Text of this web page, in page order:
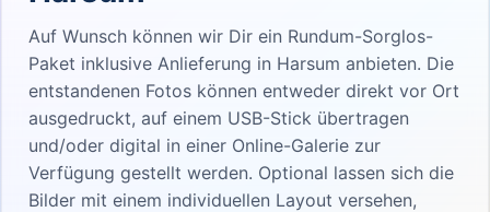
Auf Wunsch können wir Dir ein Rundum-Sorglos-
Paket inklusive Anlieferung in Harsum anbieten. Die
entstandenen Fotos können entweder direkt vor Ort
ausgedruckt, auf einem USB-Stick übertragen
und/oder digital in einer Online-Galerie zur
Verfügung gestellt werden. Optional lassen sich die
Bilder mit einem individuellen Layout versehen,